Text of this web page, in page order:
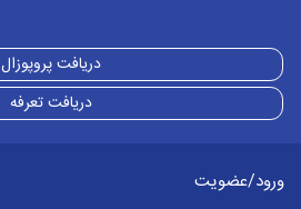
دریافت پروپوزال
دریافت تعرفه
ورود/عضویت